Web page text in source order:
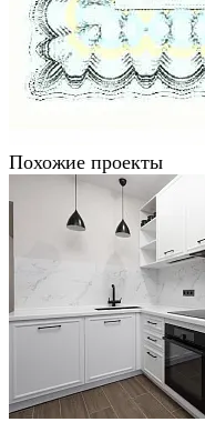
Похожие проекты